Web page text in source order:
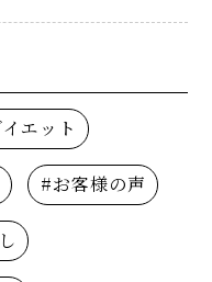
エット
#お客様の声